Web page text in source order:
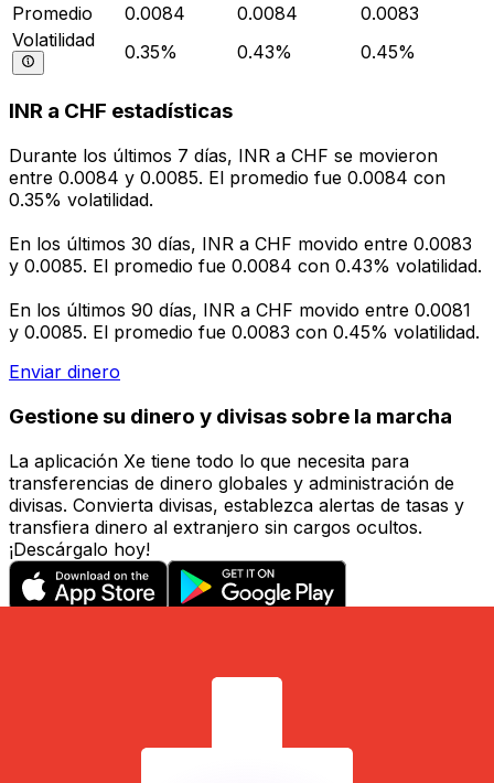
Promedio
0.0084 0.0084
0.0083
Volatilidad
0.35% 0.43% 0.45%
INR a CHF estadísticas
Durante los últimos 7 días, INR a CHF se movieron
entre 0.0084 y 0.0085. El promedio fue 0.0084 con
0.35% volatilidad.
En los últimos 30 días, INR a CHF movido entre 0.0083
y 0.0085. El promedio fue 0.0084 con 0.43% volatilidad.
En los últimos 90 días, INR a CHF movido entre 0.0081
y 0.0085. El promedio fue 0.0083 con 0.45% volatilidad.
Enviar dinero
Gestione su dinero y divisas sobre la marcha
La aplicación Xe tiene todo lo que necesita para
transferencias de dinero globales y administración de
divisas. Convierta divisas, establezca alertas de tasas y
transfiera dinero al extranjero sin cargos ocultos.
¡Descárgalo hoy!